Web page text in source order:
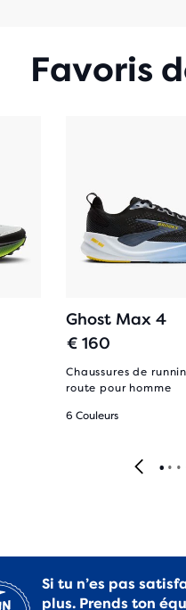
Favoris
Ghost Max 4
€ 160
Chaussures de
route pour homme
6 Couleurs
Si tu n’es pas
plus. Prends ton